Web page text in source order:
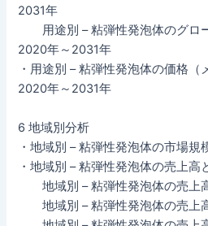
2031年
用途別 – 粘弾性発泡体のグロー
2020年～2031年
・用途別 – 粘弾性発泡体の価格（
2020年～2031年
6 地域別分析
・地域別 – 粘弾性発泡体の市場
・地域別 – 粘弾性発泡体の売上高
地域別 – 粘弾性発泡体の売上
地域別 – 粘弾性発泡体の売上